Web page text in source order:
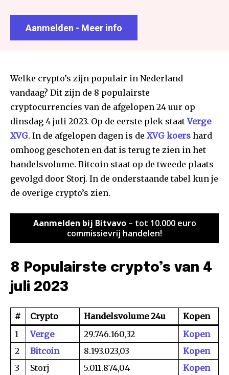
Aanmelden - Meer info
Welke crypto’s zijn populair in Nederland
vandaag? Dit zijn de 8 populairste
cryptocurrencies van de afgelopen 24 uur op
dinsdag 4 juli 2023. Op de eerste plek staatVerge
XVG. In de afgelopen dagen is de XVG koers hard
omhoog geschoten en dat is terug te zien in het
handelsvolume. Bitcoin staat op de tweede plaats
gevolgd door Storj. In de onderstaande tabel kun je
de overige crypto’s zien.
Aanmelden bij Bitvavo– tot 10.000 euro
commissievrij handelen!
8 Populairste crypto’s van 4
juli 2023
# Crypto Handelsvolume 24u
Kopen
1
Verge 29.746.160,32
Kopen
2
Bitcoin 8.193.023,03
Kopen
3
Storj 5.011.874,04
Kopen